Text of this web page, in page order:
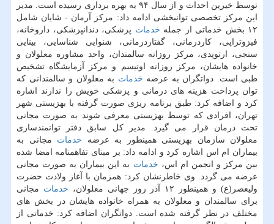
توسط خیرین احداث و از سال ۹۴ به بهره برداری رسیده است. مدیر
این مركز تخصصی توانبخشی ادامه داد: مركز آرمان - شایان شامل
۱۲ بخش خدماتی از جمله
خدمات پزشكی، دندانپزشكی، داروخانه،
فیزوتراپی، كاردرمانی، گفتاردرمانی، شنوایی شناسایی، بینایی
سنجی، ارتوپدی، مركز روزانه سالمندان، واحد مشاوره معلولان و
خانواده هایشان، مركز روزانه اوتیسم و مركز آزمایشگاه تشخیص
طبی است. دواتگران به عرضه خدمات به معلولان و سالمندانی كه
توان پرداخت هزینه های درمانی و پزشكی خویش را ندارند اشاره
كرد و اضافه كرد: طبق برنامه ریزی صورت گرفته با بهزیستی شهر
تهران، افرادی كه توسط بهزیستی معرفی شوند به صورت مجانی
تحت درمان قرار می گیرد. مدیر كل سابق دفتر توانمندسازی
معلولان سازمان بهزیستی همینطور به عرضه خدمات مجانی به
بیماران ام اس اشاره كرد و ادامه داد: بر مبنای تفاهمنامه امضا شده
بین مركز و انجمن ام اس، خدمات به این بیماران به صورت مجانی
عرضه می گردد. وی خاطرنشان كرد: همزمان با آغاز ولادت حضرت
ولیعصر(ع) و همینطور ۱۲ آذر روز جهانی معلولان،
خدمات مجانی
برای سالمندان و معلولان به همراه خانواده هایشان در بخش های
مختلف در نظر گرفته شده است. دواتگران اضافه كرد: خدماتی از